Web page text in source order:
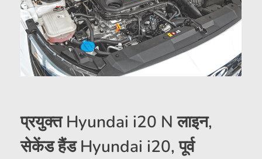
प्रयुक्त Hyundai i20 N लाइन,
सेकेंड हैंड Hyundai i20, पूर्व